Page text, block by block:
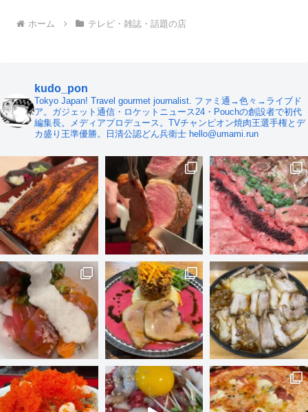
ホーム テレビ・雑誌・話題の店
kudo_pon
Tokyo Japan! Travel gourmet journalist. ファミ通→色々→ライブド
ア。ガジェット通信・ロケットニュース24・Pouchの創設者で初代
編集長。メディアプロデュース。TVチャンピオン焼肉王選手権とデ
カ盛り王準優勝。日清公認どん兵衛士 hello@umami.run